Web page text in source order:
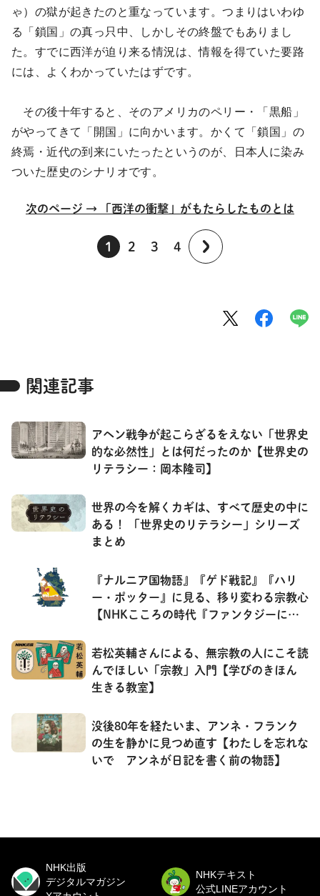
ゃ）の獄が起きたのと重なっています。つまりはいわゆ
る「鎖国」の真っ只中、しかしその終盤でもありまし
た。すでに西洋が迫り来る情況は、情報を得ていた要路
には、よくわかっていたはずです。
その後十年すると、そのアメリカのペリー・「黒船」
がやってきて「開国」に向かいます。かくて「鎖国」の
終焉・近代の到来にいたったというのが、日本人に染み
ついた歴史のシナリオです。
次のページ → 「西洋の衝撃」がもたらしたものとは
1 2 3 4
関連記事
アヘン戦争が起こらざるをえない「世界史
的な必然性」とは何だったのか【世界史の
リテラシー：岡本隆司】
世界の今を解くカギは、すべて歴史の中に
ある！ 「世界史のリテラシー」シリーズ
まとめ
『ナルニア国物語』『ゲド戦記』『ハリ
ー・ポッター』に見る、移り変わる宗教心
【NHKこころの時代『ファンタジーに秘
若松英輔さんによる、無宗教の人にこそ読
んでほしい「宗教」入門【学びのきほん
生きる教室】
没後80年を経たいま、アンネ・フランク
の生を静かに見つめ直す【わたしを忘れな
いで アンネが日記を書く前の物語】
NHK出版
デジタルマガジン
NHKテキスト
公式LINEアカウント